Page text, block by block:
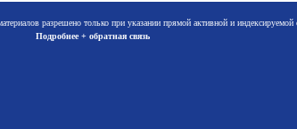
разрешено только при указании прямой активной и
Подробнее + обратная связь